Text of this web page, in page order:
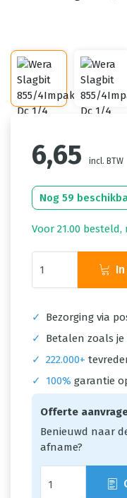
6,65 incl. BTW
Nog 59
Voor 21.00
✓ Bezorging via
✓
Betalen zoals je
✓ 222.000+
✓
100% garantie
Offerte
Benieuwd naar
afname?